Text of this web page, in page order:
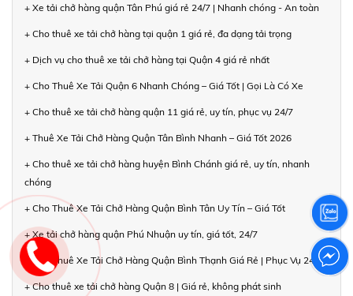
+ Xe tải chở hàng quận Tân Phú giá rẻ 24/7 | Nhanh chóng - An toàn
+ Cho thuê xe tải chở hàng tại quận 1 giá rẻ, đa dạng tải trọng
+ Dịch vụ cho thuê xe tải chở hàng tại Quận 4 giá rẻ nhất
+ Cho Thuê Xe Tải Quận 6 Nhanh Chóng – Giá Tốt | Gọi Là Có Xe
+ Cho thuê xe tải chở hàng quận 11 giá rẻ, uy tín, phục vụ 24/7
+ Thuê Xe Tải Chở Hàng Quận Tân Bình Nhanh – Giá Tốt 2026
+ Cho thuê xe tải chở hàng huyện Bình Chánh giá rẻ, uy tín, nhanh
chóng
+ Cho Thuê Xe Tải Chở Hàng Quận Bình Tân Uy Tín – Giá Tốt
+ Xe tải chở hàng quận Phú Nhuận uy tín, giá tốt, 24/7
+ Cho Thuê Xe Tải Chở Hàng Quận Bình Thạnh Giá Rẻ | Phục Vụ 24/7
+ Cho thuê xe tải chở hàng Quận 8 | Giá rẻ, không phát sinh